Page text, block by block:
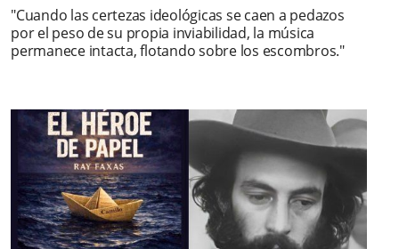
"Cuando las certezas ideológicas se caen a pedazos
por el peso de su propia inviabilidad, la música
permanece intacta, flotando sobre los escombros."